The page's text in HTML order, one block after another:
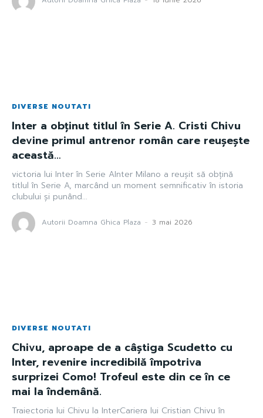
DIVERSE NOUTATI
Inter a obținut titlul în Serie A. Cristi Chivu
devine primul antrenor român care reușește
această…
victoria lui Inter în Serie AInter Milano a reușit să obțină
titlul în Serie A, marcând un moment semnificativ în istoria
clubului și punând...
Autorii Doamna Ghica Plaza - 3 mai 2026
DIVERSE NOUTATI
Chivu, aproape de a câștiga Scudetto cu
Inter, revenire incredibilă împotriva
surprizei Como! Trofeul este din ce în ce
mai la îndemână.
Traiectoria lui Chivu la InterCariera lui Cristian Chivu în